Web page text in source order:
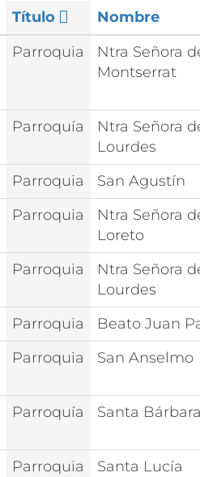
Título Nombre
Parroquia
Ntra Señora
Montserrat
Parroquía
Ntra Señora
Lourdes
Parroquia San Agustín
Parroquia
Ntra Señora
Loreto
Parroquia
Ntra Señora
Lourdes
Parroquia Beato Juan
Parroquia San Anselmo
Parroquía Santa Bárbara
Parroquia Santa Lucía